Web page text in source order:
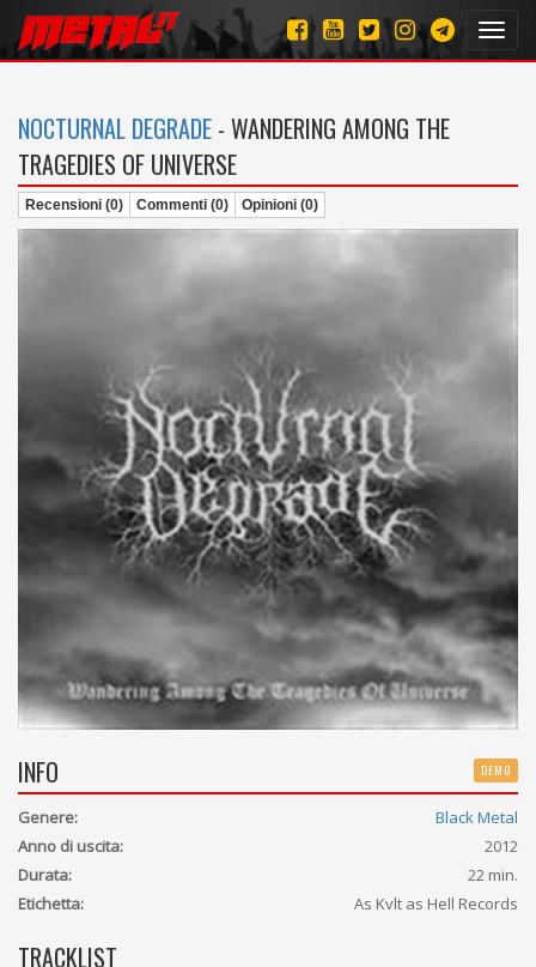
NOCTURNAL DEGRADE - WANDERING AMONG THE
TRAGEDIES OF UNIVERSE
Recensioni (0) Commenti (0) Opinioni (0)
INFO DEMO
Genere:
Black Metal
Anno di uscita:
2012
Durata:
22 min.
Etichetta:
As Kvlt as Hell Records
TRACKLIST